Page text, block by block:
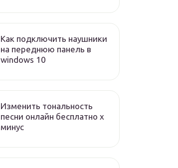
Как подключить наушники
на переднюю панель в
windows 10
Изменить тональность
песни онлайн бесплатно x
минус